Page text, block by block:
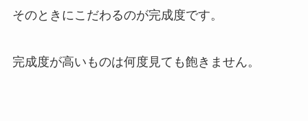
そのときにこだわるのが完成度です。
完成度が高いものは何度見ても飽きません。